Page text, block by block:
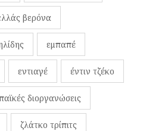
βερόνα
εμπαπέ
εντιαγέ έντιν τζέκο
διοργανώσεις
ζλάτκο τρίπιτς